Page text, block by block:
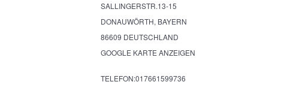
SALLINGERSTR.13-15
DONAUWÖRTH, BAYERN
86609 DEUTSCHLAND
GOOGLE KARTE ANZEIGEN
TELEFON:017661599736